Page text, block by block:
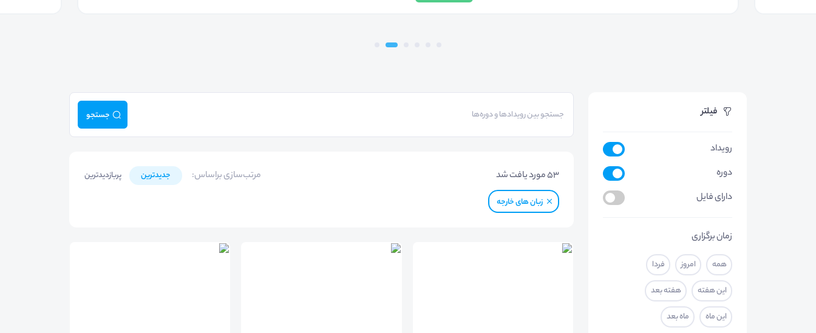
فیلتر
رویداد
دوره
دارای فایل
زمان برگزاری
همه امروز فردا
این هفته هفته بعد
این ماه ماه بعد
جستجو
53مورد یافت شد مرتب‌سازی براساس: جدیدترین پربازدیدترین
زبان های خارجه